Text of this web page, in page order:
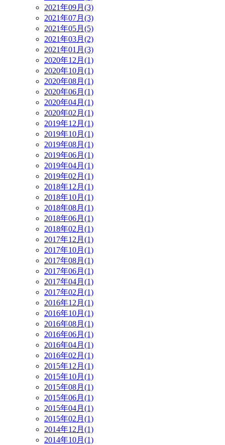
2021年09月(3)
2021年07月(3)
2021年05月(5)
2021年03月(2)
2021年01月(3)
2020年12月(1)
2020年10月(1)
2020年08月(1)
2020年06月(1)
2020年04月(1)
2020年02月(1)
2019年12月(1)
2019年10月(1)
2019年08月(1)
2019年06月(1)
2019年04月(1)
2019年02月(1)
2018年12月(1)
2018年10月(1)
2018年08月(1)
2018年06月(1)
2018年02月(1)
2017年12月(1)
2017年10月(1)
2017年08月(1)
2017年06月(1)
2017年04月(1)
2017年02月(1)
2016年12月(1)
2016年10月(1)
2016年08月(1)
2016年06月(1)
2016年04月(1)
2016年02月(1)
2015年12月(1)
2015年10月(1)
2015年08月(1)
2015年06月(1)
2015年04月(1)
2015年02月(1)
2014年12月(1)
2014年10月(1)